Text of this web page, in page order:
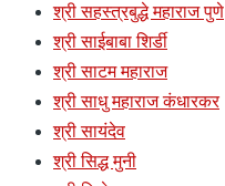
श्री सहस्त्रबुद्धे महाराज पुणे
श्री साईबाबा शिर्डी
श्री साटम महाराज
श्री साधु महाराज कंधारकर
श्री सायंदेव
श्री सिद्ध मुनी